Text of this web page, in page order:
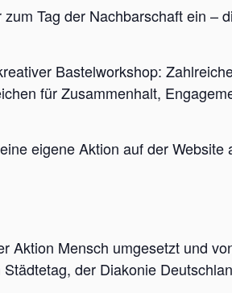
Tag der Nachbarschaft ein –
Bastelworkshop:
für Zusammenhalt,
eigene Aktion auf der Website
Aktion Mensch umgesetzt und
der Diakonie